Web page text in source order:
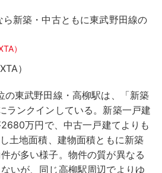
新築・中古ともに東武野田線の
）
の東武野田線・高柳駅は、「新築
ランクインしている。新築一戸建
万円で、中古一戸建てよりも
土地面積、建物面積ともに新築
が多い様子。物件の質が異なる
いが、同じ高柳駅周辺でよりゆ